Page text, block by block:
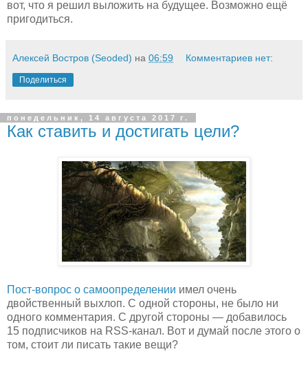
вот, что я решил выложить на будущее. Возможно ещё
пригодиться.
Алексей Востров (Seoded) на 06:59 Комментариев нет:
Поделиться
понедельник, 14 августа 2017 г.
Как ставить и достигать цели?
Пост-вопрос о самоопределении имел очень
двойственный выхлоп. С одной стороны, не было ни
одного комментария. С другой стороны — добавилось
15 подписчиков на RSS-канал. Вот и думай после этого о
том, стоит ли писать такие вещи?